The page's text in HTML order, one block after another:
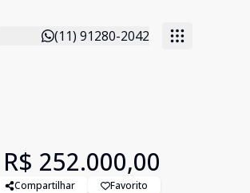
(11) 91280-2042
R$ 252.000,00
Compartilhar Favorito